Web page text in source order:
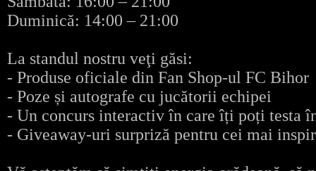
Duminică: 14:00 – 21:00
La standul nostru veţi găsi:
- Produse oficiale din Fan Shop-ul FC Bihor
- Poze și autografe cu jucătorii echipei
- Un concurs interactiv în care îți poți testa
- Giveaway-uri surpriză pentru cei mai